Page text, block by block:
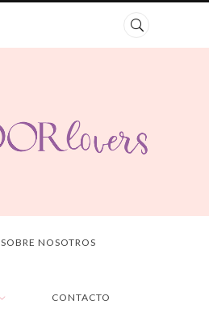
SOBRE NOSOTROS
CONTACTO